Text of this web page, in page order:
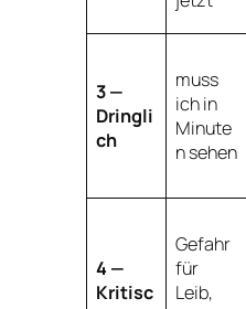
3 —
Dringli
ch
muss
ich in
Minute
n sehen
4 —
Kritisc
Gefahr
für
Leib,